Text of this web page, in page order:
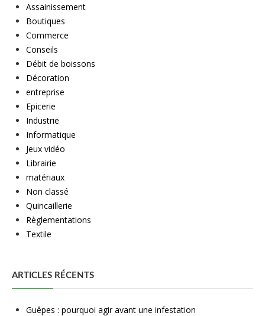
Assainissement
Boutiques
Commerce
Conseils
Débit de boissons
Décoration
entreprise
Epicerie
Industrie
Informatique
Jeux vidéo
Librairie
matériaux
Non classé
Quincaillerie
Règlementations
Textile
ARTICLES RÉCENTS
Guêpes : pourquoi agir avant une infestation